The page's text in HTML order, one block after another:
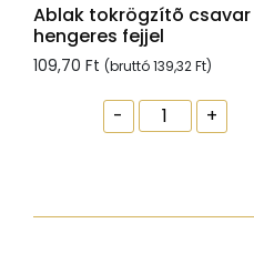
Ablak tokrögzítõ csavar
hengeres fejjel
109,70 Ft (bruttó139,32Ft)
-
Ablak
tokrögzítõ
7,5x212
+